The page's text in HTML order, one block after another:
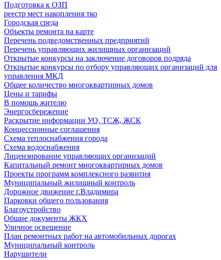
Подготовка к ОЗП
реестр мест накопления тко
Городская среда
Объекты ремонта на карте
Перечень подведомственных предприятий
Перечень управляющих жилищных организаций
Открытые конкурсы на заключение договоров подряда
Открытые конкурсы по отбору управляющих организаций для
управления МКД
Общее количество многоквартирных домов
Цены и тарифы
В помощь жителю
Энергосбережение
Раскрытие информации УО, ТСЖ, ЖСК
Концессионные соглашения
Схема теплоснабжения города
Схема водоснабжения
Лицензирование управляющих организаций
Капитальный ремонт многоквартирных домов
Проекты программ комплексного развития
Муниципальный жилищный контроль
Дорожное движение г.Владимира
Парковки общего пользования
Благоустройство
Общие документы ЖКХ
Уличное освещение
План ремонтных работ на автомобильных дорогах
Муниципальный контроль
Нарушители